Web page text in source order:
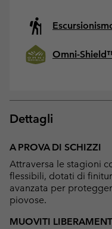
Omni-
Dettagli
A PROVA DI SCHIZZI
Attraversa le stagioni
flessibili, dotati di
avanzata per
piovose.
MUOVITI